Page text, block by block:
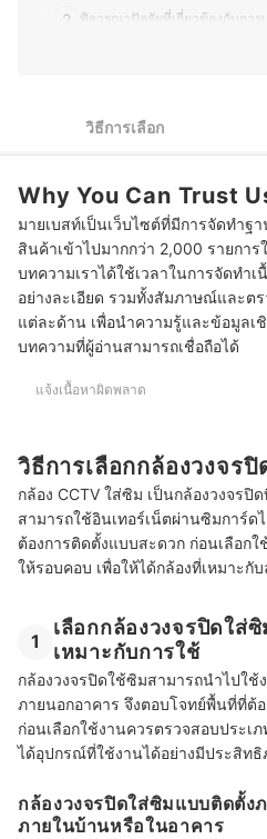
ประสิทธิภาพ
2 พิจารณาปัจจัยที่เกี่ยวข้องกับกา
5 พิจารณาคุณสมบัติเสริมของกล้อ
10 กล้องวงจรปิดใส่ซิม ยี่ห้อไหนดี ไร้สาย
กล้องวงจรปิดใส่ซิม ใช้เน็ตเท่าไหร่
หากไม่ใส่ซิมการ์ดจะยังใช้งานกล้องวงจร
วิธีการเลือก
Why You Can Trust
มายเบสท์เป็นเว็บไซต์ที่มีการจัดทำ
สินค้าเข้าไปมากกว่า 2,000 รายกา
บทความเราได้ใช้เวลาในการจัดทำ
อย่างละเอียด รวมทั้งสัมภาษณ์และต
แต่ละด้าน เพื่อนำความรู้และข้อมูลเ
บทความที่ผู้อ่านสามารถเชื่อถือได้
แจ้งเนื้อหาผิดพลาด
วิธีการเลือกกล้องวงจร
กล้อง CCTV ใส่ซิม เป็นกล้องวงจรปิ
สามารถใช้อินเทอร์เน็ตผ่านซิมการ์ด
ต้องการติดตั้งแบบสะดวก ก่อนเลือก
ให้รอบคอบ เพื่อให้ได้กล้องที่เหมาะ
1
เลือกกล้องวงจรปิดใส่
เหมาะกับการใช้
กล้องวงจรปิดใช้ซิมสามารถนำไปใ
ภายนอกอาคาร จึงตอบโจทย์พื้นที่ที่ต้
ก่อนเลือกใช้งานควรตรวจสอบประเ
ได้อุปกรณ์ที่ใช้งานได้อย่างมีประสิทธิ
กล้องวงจรปิดใส่ซิมแบบติดตั้ง
ภายในบ้านหรือในอาคาร